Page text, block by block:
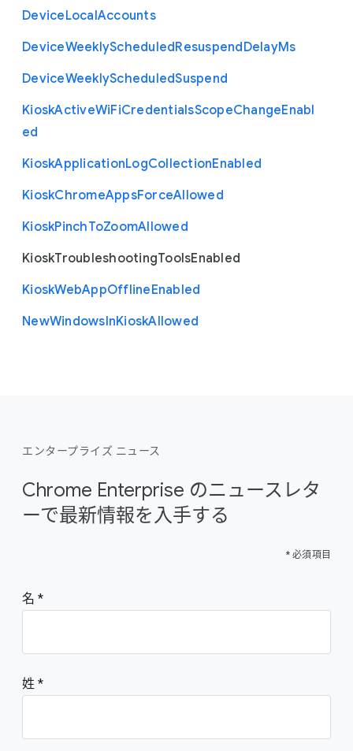
DeviceLocalAccounts
DeviceWeeklyScheduledResuspendDelayMs
DeviceWeeklyScheduledSuspend
KioskActiveWiFiCredentialsScopeChangeEnabl
ed
KioskApplicationLogCollectionEnabled
KioskChromeAppsForceAllowed
KioskPinchToZoomAllowed
KioskTroubleshootingToolsEnabled
KioskWebAppOfflineEnabled
NewWindowsInKioskAllowed
エンタープライズ ニュース
Chrome Enterprise のニュースレタ
ーで最新情報を入手する
* 必須項目
名
姓